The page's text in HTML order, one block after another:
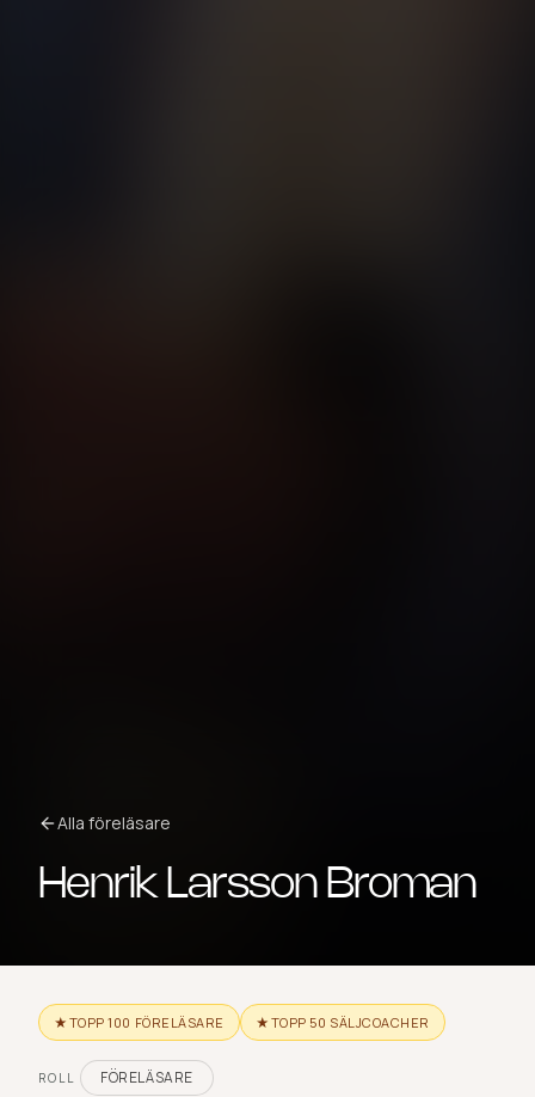
Alla föreläsare
Henrik Larsson Broman
★ TOPP 100 FÖRELÄSARE ★ TOPP 50 SÄLJCOACHER
ROLL FÖRELÄSARE